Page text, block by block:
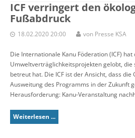
ICF verringert den
Fußabdruck
18.02.2020 20:00 von Presse KSA
Die Internationale Kanu Föderation (ICF)
Umweltverträglichkeitsprojekten gelobt, die
betreut hat. Die ICF ist der Ansicht, dass
Ausweitung des Programms in der Zukunft
Herausforderung: Kanu-Veranstaltung
Weiterlesen ...